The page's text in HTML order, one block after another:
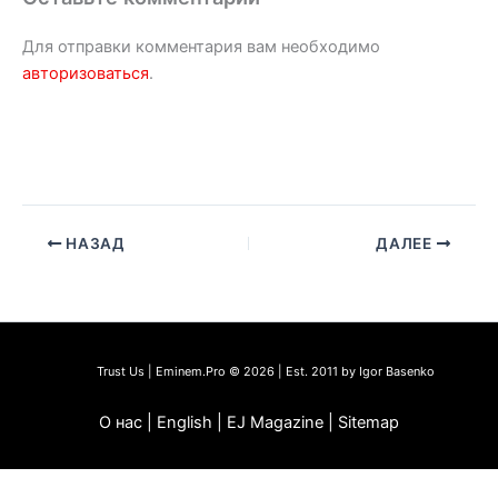
Для отправки комментария вам необходимо
авторизоваться.
НАЗАД ДАЛЕЕ
Trust Us | Eminem.Pro © 2026 | Est. 2011 by Igor Basenko
О нас | English | EJ Magazine | Sitemap